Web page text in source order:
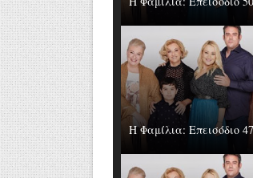
Η Φαμίλια: Επεισόδιο 47